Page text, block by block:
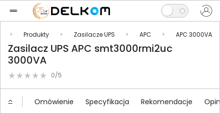
Produkty Zasilacze UPS APC APC 3000VA
Zasilacz UPS APC smt3000rmi2uc
3000VA
0/5
Omówienie Specyfikacja Rekomendacje